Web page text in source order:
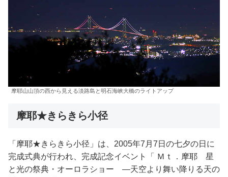
摩耶山山頂の西から見える淡路島と明石海峡大橋のライトアップ
摩耶★きらきら小径
「摩耶★きらきら小径」は、2005年7月7日の七夕の日に
完成式典が行われ、完成記念イベント「 Ｍｔ．摩耶 星
と光の祭典・オーロラショー ―天空より舞い降りる天の